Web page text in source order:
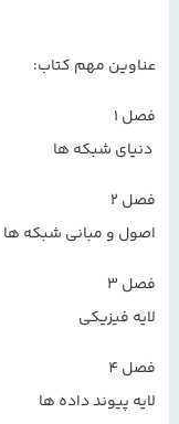
عناوین مهم کتاب:
فصل 1
دنياي شبكه ها
فصل 2
اصول و مباني شبكه ها
فصل 3
لايه فيزيكي
فصل 4
لايه پيوند داده ها